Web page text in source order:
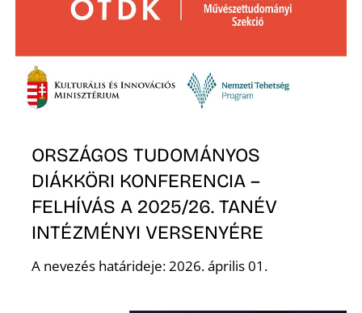
ORSZÁGOS TUDOMÁNYOS
DIÁKKÖRI KONFERENCIA –
FELHÍVÁS A 2025/26. TANÉV
INTÉZMÉNYI VERSENYÉRE
A nevezés határideje: 2026. április 01.